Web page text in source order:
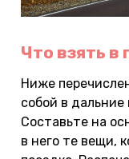
Что взять в
Ниже
собой в
Составьте на
в него те вещи,